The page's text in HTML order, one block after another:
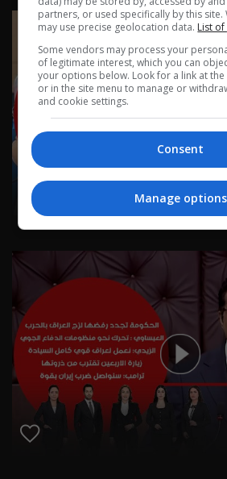
partners, or used specifically by this
may use precise geolocation data. List
Some vendors may process your
of legitimate interest, which you can
your options below. Look for a link at
or in the site menu to manage or
and cookie settings.
Consent
Manage options